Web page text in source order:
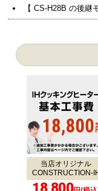
【 CS-H28B の後継
当店オリジナル
CONSTRUCTION-